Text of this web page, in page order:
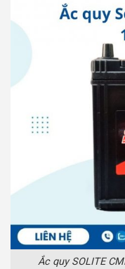
Ắc quy SOLITE